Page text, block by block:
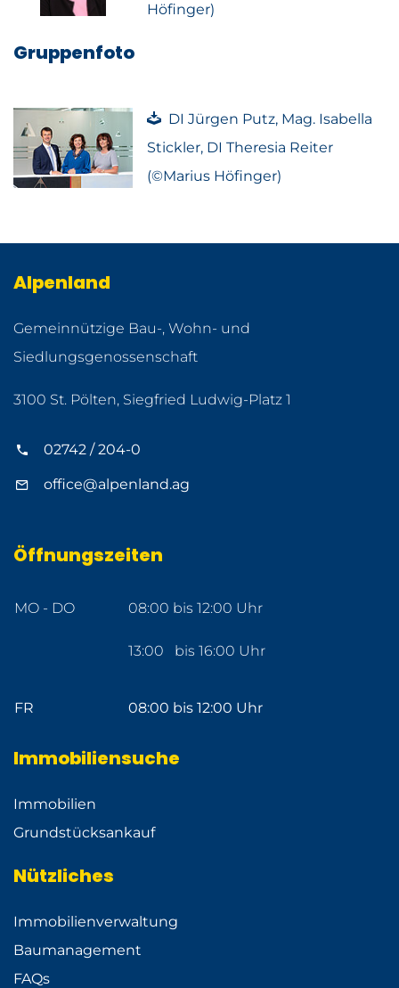
Höfinger)
Gruppenfoto
DI Jürgen Putz, Mag. Isabella
Stickler, DI Theresia Reiter
(©Marius Höfinger)
Alpenland
Gemeinnützige Bau-, Wohn- und
Siedlungsgenossenschaft
3100 St. Pölten, Siegfried Ludwig-Platz 1
02742 / 204-0
office@alpenland.ag
Öffnungszeiten
MO - DO 08:00 bis 12:00 Uhr
13:00 bis 16:00 Uhr
FR 08:00 bis 12:00 Uhr
Immobiliensuche
Immobilien
Grundstücksankauf
Nützliches
Immobilienverwaltung
Baumanagement
FAQs